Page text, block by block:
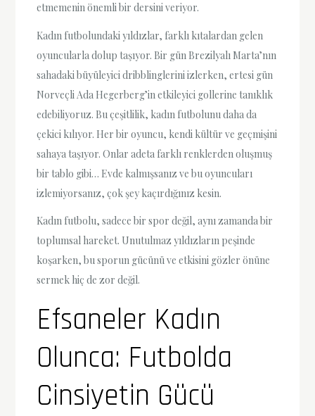
etmemenin önemli bir dersini veriyor.
Kadın futbolundaki yıldızlar, farklı kıtalardan gelen
oyuncularla dolup taşıyor. Bir gün Brezilyalı Marta’nın
sahadaki büyüleyici dribblinglerini izlerken, ertesi gün
Norveçli Ada Hegerberg’in etkileyici gollerine tanıklık
edebiliyoruz. Bu çeşitlilik, kadın futbolunu daha da
çekici kılıyor. Her bir oyuncu, kendi kültür ve geçmişini
sahaya taşıyor. Onlar adeta farklı renklerden oluşmuş
bir tablo gibi… Evde kalmışsanız ve bu oyuncuları
izlemiyorsanız, çok şey kaçırdığınız kesin.
Kadın futbolu, sadece bir spor değil, aynı zamanda bir
toplumsal hareket. Unutulmaz yıldızların peşinde
koşarken, bu sporun gücünü ve etkisini gözler önüne
sermek hiç de zor değil.
Efsaneler Kadın
Olunca: Futbolda
Cinsiyetin Gücü